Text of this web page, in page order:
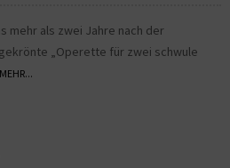
mehr als zwei Jahre nach der
„Operette für zwei schwule
MEHR...